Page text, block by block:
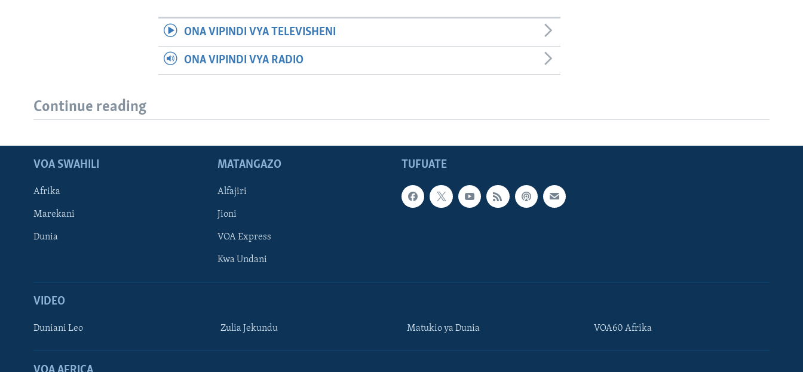
ONA VIPINDI VYA TELEVISHENI
ONA VIPINDI VYA RADIO
Continue reading
TUFUATE
VOA SWAHILI
Afrika
Marekani
Dunia
MATANGAZO
Alfajiri
Jioni
VOA Express
Kwa Undani
VIDEO
Duniani Leo Zulia Jekundu Matukio ya Dunia VOA60 Afrika